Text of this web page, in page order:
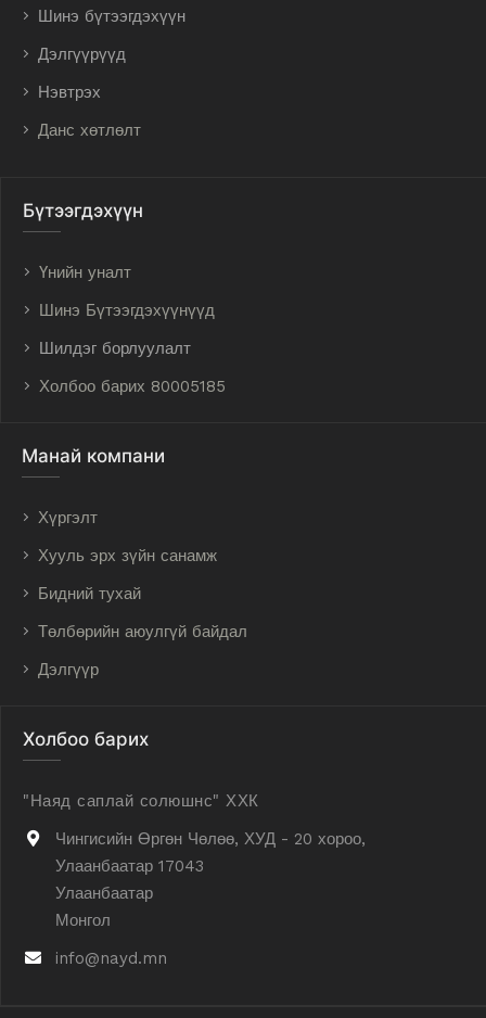
Шинэ бүтээгдэхүүн
Дэлгүүрүүд
Нэвтрэх
Данс хөтлөлт
Бүтээгдэхүүн
Үнийн уналт
Шинэ Бүтээгдэхүүнүүд
Шилдэг борлуулалт
Холбоо барих 80005185
Манай компани
Хүргэлт
Хууль эрх зүйн санамж
Бидний тухай
Төлбөрийн аюулгүй байдал
Дэлгүүр
Холбоо барих
"Наяд саплай солюшнс" ХХК
Чингисийн Өргөн Чөлөө, ХУД - 20 хороо,
Улаанбаатар 17043
Улаанбаатар
Монгол
info@nayd.mn